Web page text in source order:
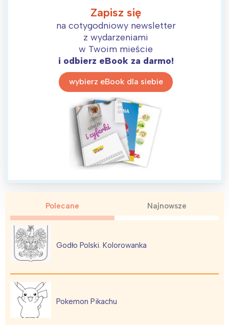
Zapisz się
na cotygodniowy newsletter
z wydarzeniami
w Twoim mieście
i odbierz eBook za darmo!
wybierz eBook dla siebie
Polecane Najnowsze
Godło Polski. Kolorowanka
Pokemon Pikachu